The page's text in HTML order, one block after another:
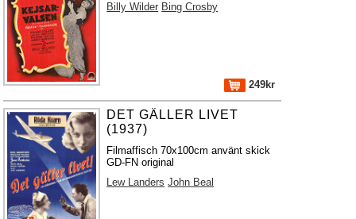
Billy Wilder Bing Crosby
249kr
DET GÄLLER LIVET
(1937)
Filmaffisch 70x100cm använt skick
GD-FN original
Lew Landers John Beal